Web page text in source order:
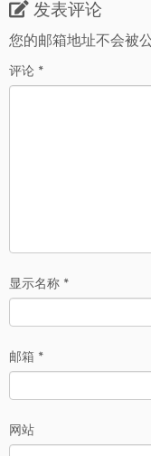
发表评论
您的邮箱地址不会被公
评论 *
显示名称 *
邮箱 *
网站